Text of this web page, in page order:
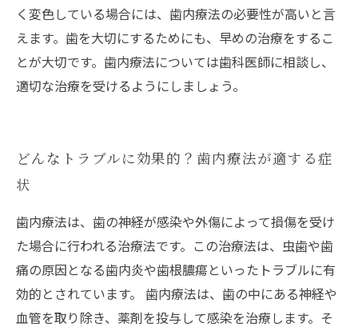
く変色している場合には、歯内療法の必要性が高いと言
えます。歯を大切にするためにも、早めの治療をするこ
とが大切です。歯内療法については歯科医師に相談し、
適切な治療を受けるようにしましょう。
どんなトラブルに効果的？歯内療法が適する症
状
歯内療法は、歯の神経が感染や外傷によって損傷を受け
た場合に行われる治療法です。この治療法は、虫歯や歯
痛の原因となる歯内炎や歯根膿瘍といったトラブルに有
効的とされています。 歯内療法は、歯の中にある神経や
血管を取り除き、薬剤を投与して感染を治療します。そ